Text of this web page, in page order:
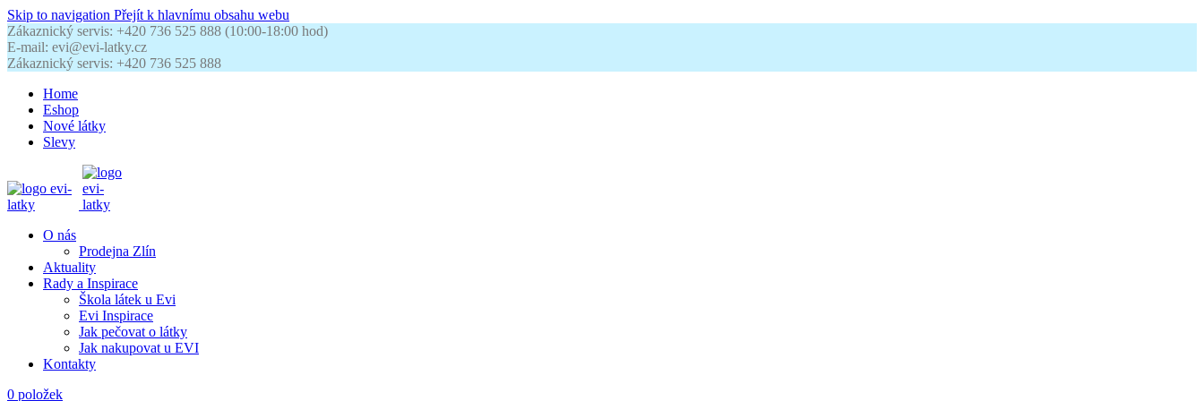
Skip to navigation Přejít k hlavnímu obsahu webu
Zákaznický servis: +420 736 525 888 (10:00-18:00 hod)
E-mail: evi@evi-latky.cz
Zákaznický servis: +420 736 525 888
Home
Eshop
Nové látky
Slevy
O nás
Prodejna Zlín
Aktuality
Rady a Inspirace
Škola látek u Evi
Evi Inspirace
Jak pečovat o látky
Jak nakupovat u EVI
Kontakty
0 položek